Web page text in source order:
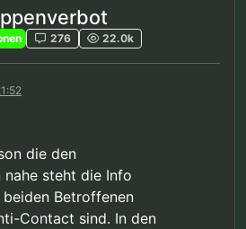
276 22.0k
die den
nahe steht die Info
Betroffenen
Contact sind. In den